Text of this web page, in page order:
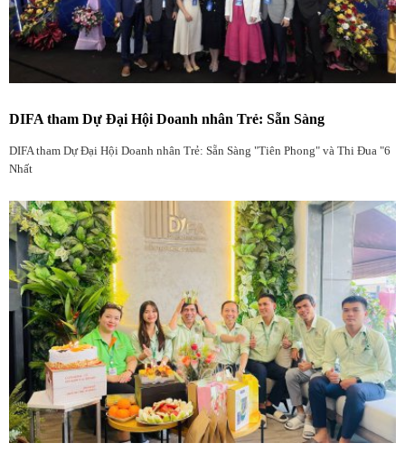
DIFA tham Dự Đại Hội Doanh nhân Trẻ: Sẵn Sàng
DIFA tham Dự Đại Hội Doanh nhân Trẻ: Sẵn Sàng "Tiên Phong" và Thi Đua "6
Nhất